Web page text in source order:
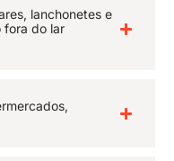
lanchonetes e
fora do lar